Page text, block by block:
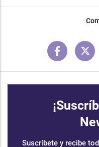
Suscríbete y recibe